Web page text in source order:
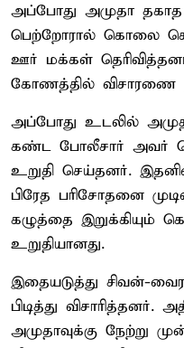
அப்போது அமுதா
பெற்றோரால் கொலை
ஊர் மக்கள்
கோணத்தில் விசாரணை
அப்போது உடலில்
கண்ட போலீசார் அவர்
உறுதி செய்தனர்.
பிரேத பரிசோதனை
கழுத்தை இறுக்கியும்
உறுதியானது.
இதையடுத்து சிவன்-
பிடித்து விசாரித்தனர்.
அமுதாவுக்கு நேற்று